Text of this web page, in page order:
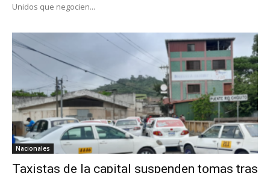
Unidos que negocien...
Nacionales
Taxistas de la capital suspenden tomas tras